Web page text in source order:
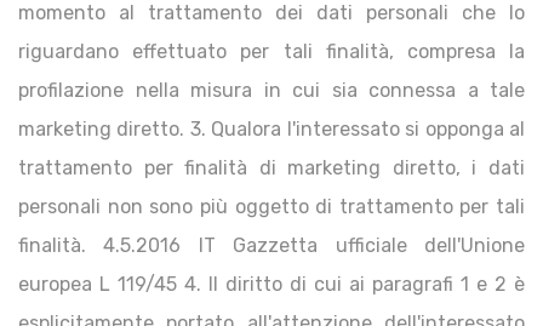
momento al trattamento dei dati personali che lo
riguardano effettuato per tali finalità, compresa la
profilazione nella misura in cui sia connessa a tale
marketing diretto. 3. Qualora l'interessato si opponga al
trattamento per finalità di marketing diretto, i dati
personali non sono più oggetto di trattamento per tali
finalità. 4.5.2016 IT Gazzetta ufficiale dell'Unione
europea L 119/45 4. Il diritto di cui ai paragrafi 1 e 2 è